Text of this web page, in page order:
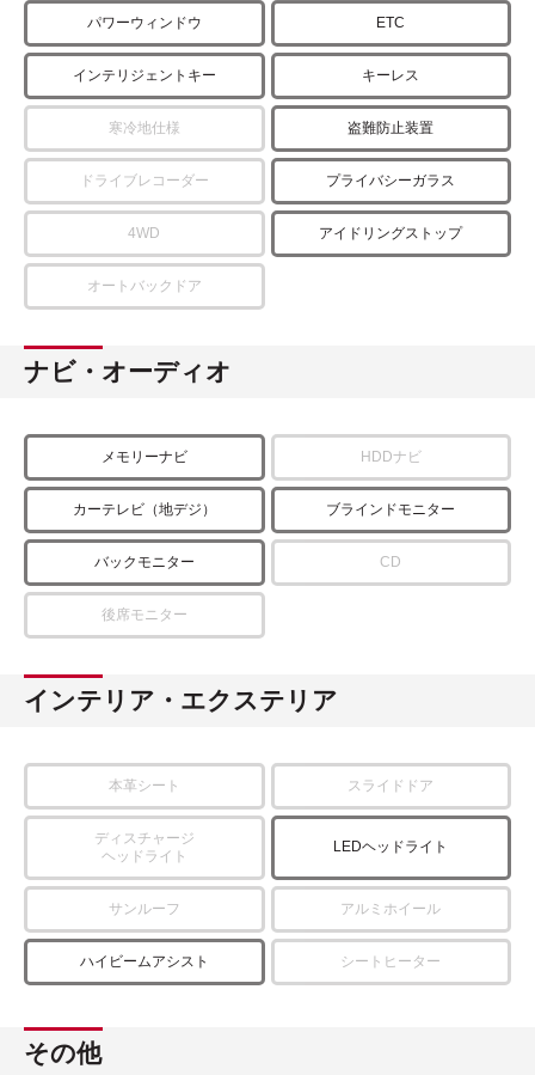
パワーウィンドウ ETC
インテリジェントキー キーレス
寒冷地仕様 盗難防止装置
ドライブレコーダー プライバシーガラス
4WD アイドリングストップ
オートバックドア
ナビ・オーディオ
メモリーナビ HDDナビ
カーテレビ（地デジ） ブラインドモニター
バックモニター CD
後席モニター
インテリア・エクステリア
本革シート スライドドア
ディスチャージ
ヘッドライト
LEDヘッドライト
サンルーフ アルミホイール
ハイビームアシスト シートヒーター
その他